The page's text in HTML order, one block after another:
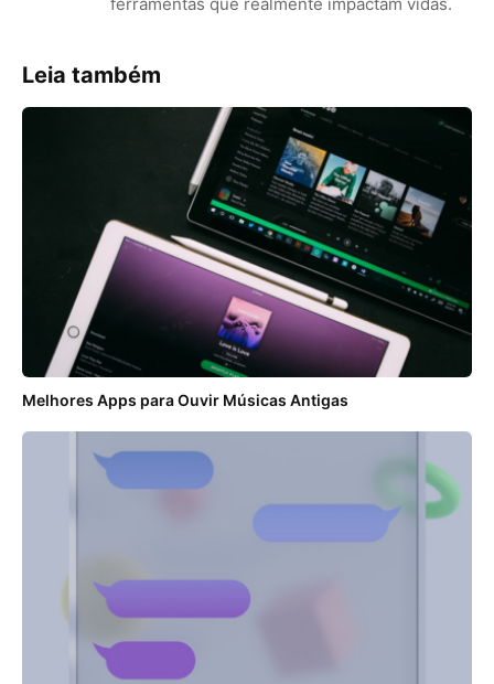
Leia também
Melhores Apps para Ouvir Músicas Antigas